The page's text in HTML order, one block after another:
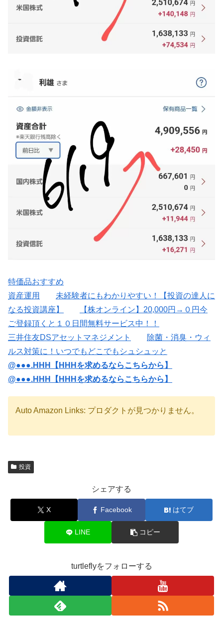
特価品おすすめ
資産運用
未経験者にもわかりやすい！【投資の達人に
なる投資講座】
【株オンライン】20,000円→０円今
ご登録頂くと１０日間無料サービス中！！
三井住友DSアセットマネジメント
除菌・消臭・ウィ
ルス対策に！いつでもどこでもシュシュッと
@●●●.HHH【HHHを求めるならこちらから】
@●●●.HHH【HHHを求めるならこちらから】
Auto Amazon Links: プロダクトが見つかりません。
投資
シェアする
X Facebook はてブ
LINE コピー
turtleflyをフォローする